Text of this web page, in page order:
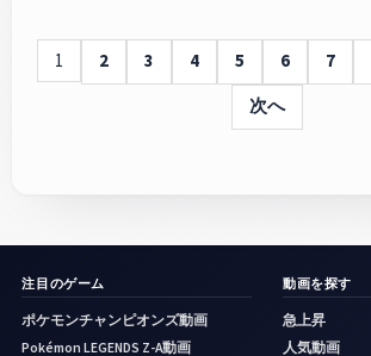
1 2 3 4 5 6 7
次へ
注目のゲーム
ポケモンチャンピオンズ動画
Pokémon LEGENDS Z-A動画
動画を探す
急上昇
人気動画